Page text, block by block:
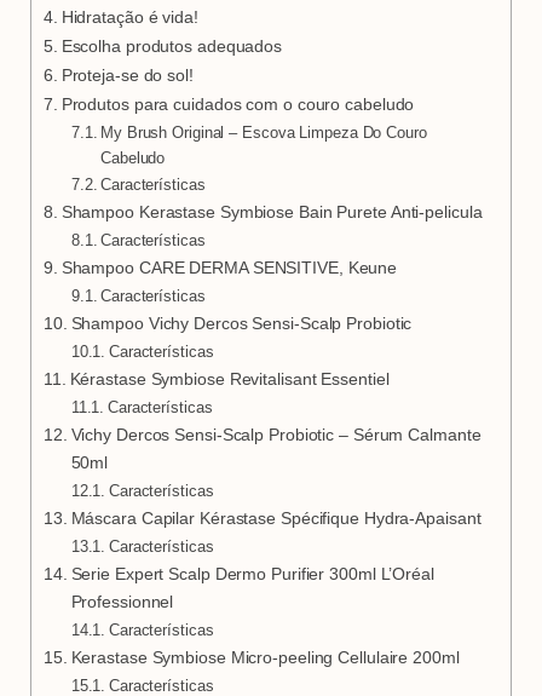
Hidratação é vida!
Escolha produtos adequados
Proteja-se do sol!
Produtos para cuidados com o couro cabeludo
My Brush Original – Escova Limpeza Do Couro
Cabeludo
Características
Shampoo Kerastase Symbiose Bain Purete Anti-pelicula
Características
Shampoo CARE DERMA SENSITIVE, Keune
Características
Shampoo Vichy Dercos Sensi-Scalp Probiotic
Características
Kérastase Symbiose Revitalisant Essentiel
Características
Vichy Dercos Sensi-Scalp Probiotic – Sérum Calmante
50ml
Características
Máscara Capilar Kérastase Spécifique Hydra-Apaisant
Características
Serie Expert Scalp Dermo Purifier 300ml L’Oréal
Professionnel
Características
Kerastase Symbiose Micro-peeling Cellulaire 200ml
Características